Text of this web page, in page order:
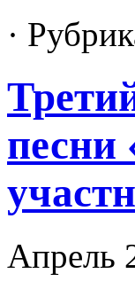
·
песни
Апрель